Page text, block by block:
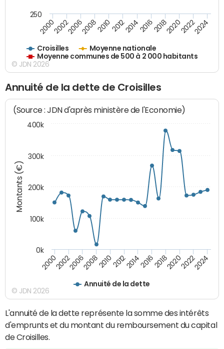
Croisilles
Moyenne nationale
Moyenne communes de 500 à 2 000 habitants
200020022006200820102012201420162018202020222024
250
© JDN 2026
Annuité de la dette de Croisilles
Montants (€)
(Source : JDN d'après ministère de l'Economie)
Annuité de la dette
200020022006200820102012201420162018202020222024
0k
100k
200k
300k
400k
© JDN 2026
L'annuité de la dette représente la somme des intérêts
d'emprunts et du montant du remboursement du capital
de Croisilles.